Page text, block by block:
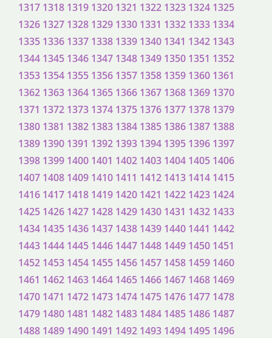
1317 1318 1319 1320 1321 1322 1323 1324 1325
1326 1327 1328 1329 1330 1331 1332 1333 1334
1335 1336 1337 1338 1339 1340 1341 1342 1343
1344 1345 1346 1347 1348 1349 1350 1351 1352
1353 1354 1355 1356 1357 1358 1359 1360 1361
1362 1363 1364 1365 1366 1367 1368 1369 1370
1371 1372 1373 1374 1375 1376 1377 1378 1379
1380 1381 1382 1383 1384 1385 1386 1387 1388
1389 1390 1391 1392 1393 1394 1395 1396 1397
1398 1399 1400 1401 1402 1403 1404 1405 1406
1407 1408 1409 1410 1411 1412 1413 1414 1415
1416 1417 1418 1419 1420 1421 1422 1423 1424
1425 1426 1427 1428 1429 1430 1431 1432 1433
1434 1435 1436 1437 1438 1439 1440 1441 1442
1443 1444 1445 1446 1447 1448 1449 1450 1451
1452 1453 1454 1455 1456 1457 1458 1459 1460
1461 1462 1463 1464 1465 1466 1467 1468 1469
1470 1471 1472 1473 1474 1475 1476 1477 1478
1479 1480 1481 1482 1483 1484 1485 1486 1487
1488 1489 1490 1491 1492 1493 1494 1495 1496